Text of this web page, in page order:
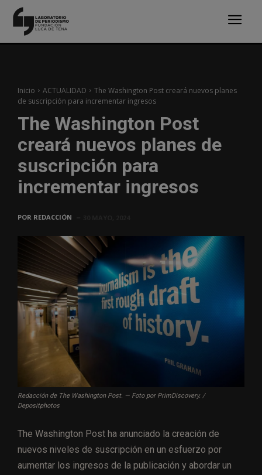
Inicio ACTUALIDAD
The Washington Post creará nuevos planes
de suscripción para incrementar ingresos
The Washington Post
creará nuevos planes de
suscripción para
incrementar ingresos
POR REDACCIÓN
Redacción de The Washington Post. — Foto por PrimDiscovery. /
Depositphotos
The Washington Post ha anunciado la creación de
nuevos niveles de suscripción en un esfuerzo por
aumentar los ingresos de la publicación y abordar un